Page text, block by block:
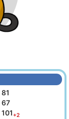
81
67
101 +2